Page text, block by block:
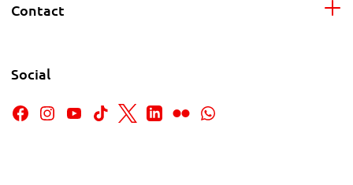
Contact
Social